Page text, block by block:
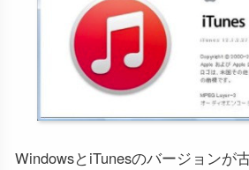
WindowsとiTunesのバージョンが